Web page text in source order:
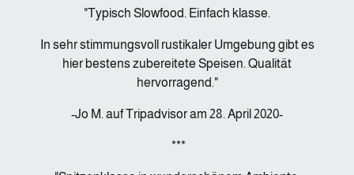
"Typisch Slowfood. Einfach klasse.
In sehr stimmungsvoll rustikaler Umgebung gibt es
hier bestens zubereitete Speisen. Qualität
hervorragend."
-Jo M. auf Tripadvisor am 28. April 2020-
***